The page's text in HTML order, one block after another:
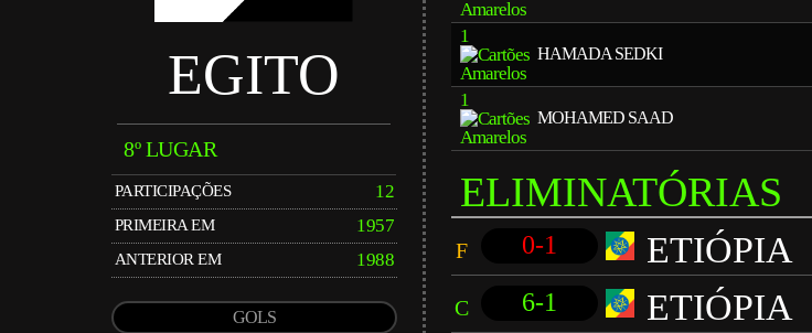
EGITO
8º LUGAR
PARTICIPAÇÕES 12
PRIMEIRA EM 1957
ANTERIOR EM 1988
GOLS
1
HAMADA SEDKI
1
MOHAMED SAAD
ELIMINATÓRIAS
F 0-1 ETIÓPIA
C 6-1 ETIÓPIA